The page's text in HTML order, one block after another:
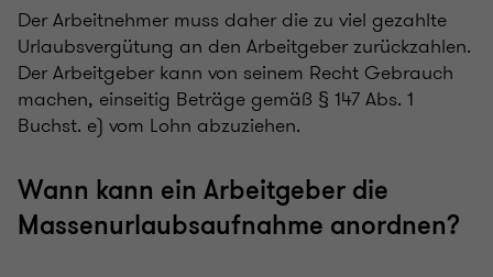
Der Arbeitnehmer muss daher die zu viel gezahlte
Urlaubsvergütung an den Arbeitgeber zurückzahlen.
Der Arbeitgeber kann von seinem Recht Gebrauch
machen, einseitig Beträge gemäß § 147 Abs. 1
Buchst. e) vom Lohn abzuziehen.
Wann kann ein Arbeitgeber die
Massenurlaubsaufnahme anordnen?